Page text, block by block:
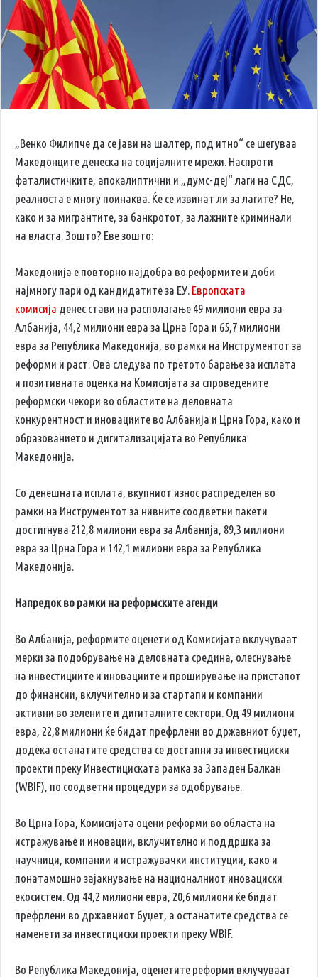
„Венко Филипче да се јави на шалтер, под итно“ се шегуваа
Македонците денеска на социјалните мрежи. Наспроти
фаталистичките, апокалиптични и „думс-деј“ лаги на СДС,
реалноста е многу поинаква. Ќе се извинат ли за лагите? Не,
како и за мигрантите, за банкротот, за лажните криминали
на власта. Зошто? Еве зошто:
Македонија е повторно најдобра во реформите и доби
најмногу пари од кандидатите за ЕУ. Европската
комисија денес стави на располагање 49 милиони евра за
Албанија, 44,2 милиони евра за Црна Гора и 65,7 милиони
евра за Република Македонија, во рамки на Инструментот за
реформи и раст. Ова следува по третото барање за исплата
и позитивната оценка на Комисијата за спроведените
реформски чекори во областите на деловната
конкурентност и иновациите во Албанија и Црна Гора, како и
образованието и дигитализацијата во Република
Македонија.
Со денешната исплата, вкупниот износ распределен во
рамки на Инструментот за нивните соодветни пакети
достигнува 212,8 милиони евра за Албанија, 89,3 милиони
евра за Црна Гора и 142,1 милиони евра за Република
Македонија.
Напредок во рамки на реформските агенди
Во Албанија, реформите оценети од Комисијата вклучуваат
мерки за подобрување на деловната средина, олеснување
на инвестициите и иновациите и проширување на пристапот
до финансии, вклучително и за стартапи и компании
активни во зелените и дигиталните сектори. Од 49 милиони
евра, 22,8 милиони ќе бидат префрлени во државниот буџет,
додека останатите средства се достапни за инвестициски
проекти преку Инвестициската рамка за Западен Балкан
(WBIF), по соодветни процедури за одобрување.
Во Црна Гора, Комисијата оцени реформи во областа на
истражување и иновации, вклучително и поддршка за
научници, компании и истражувачки институции, како и
понатамошно зајакнување на националниот иновациски
екосистем. Од 44,2 милиони евра, 20,6 милиони ќе бидат
префрлени во државниот буџет, а останатите средства се
наменети за инвестициски проекти преку WBIF.
Во Република Македонија, оценетите реформи вклучуваат